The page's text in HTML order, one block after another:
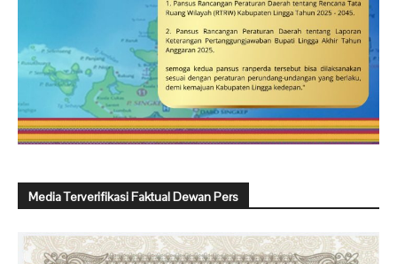
Media Terverifikasi Faktual Dewan Pers